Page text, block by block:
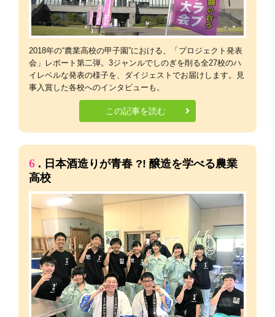
2018年の“農業高校の甲子園”における、「プロジェクト発表
会」レポート第二弾。3ジャンルでしのぎを削る全27校のハ
イレベルな発表の様子を、ダイジェストでお届けします。見
事入賞した各校へのインタビューも。
この記事を読む
6 . 日本酒造りが青春 ?! 醸造を学べる農業
高校